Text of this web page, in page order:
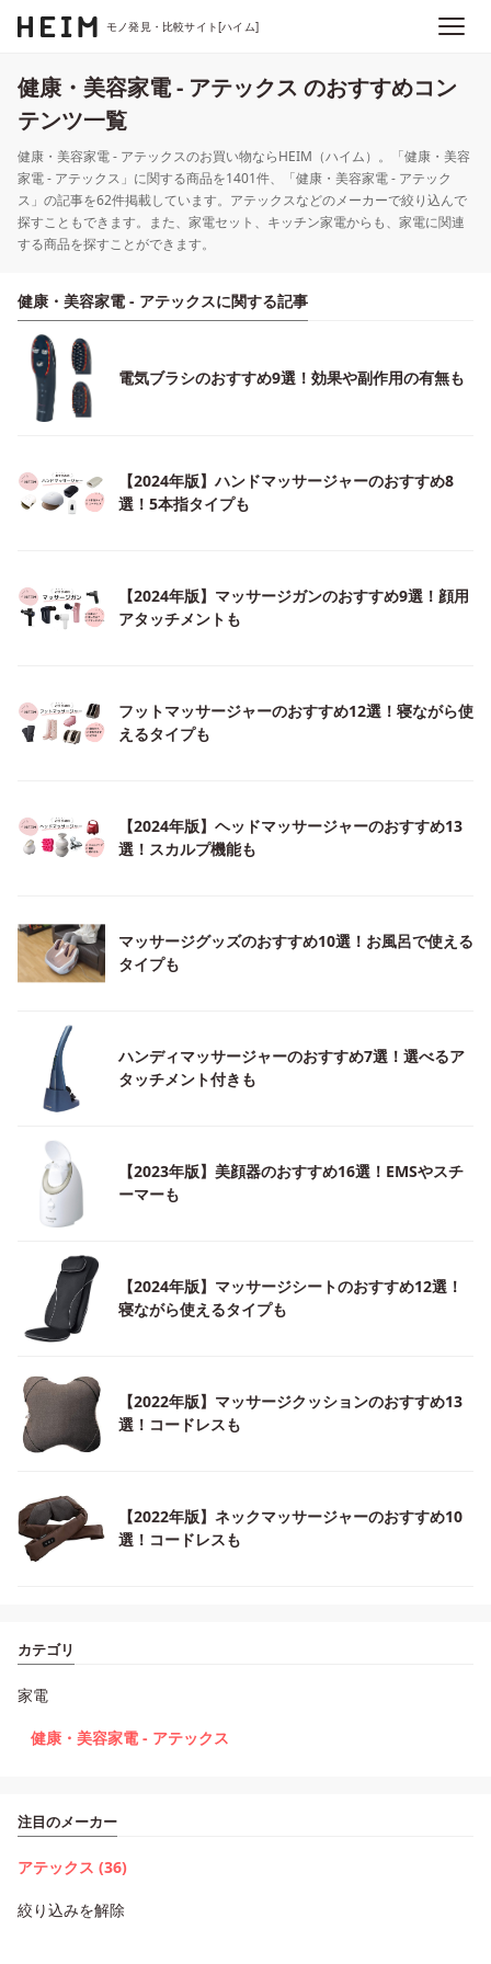
モノ発見・比較サイト[ハイム]
健康・美容家電 - アテックス のおすすめコン
テンツ一覧
健康・美容家電 - アテックスのお買い物ならHEIM（ハイム）。「健康・美容
家電 - アテックス」に関する商品を1401件、「健康・美容家電 - アテック
ス」の記事を62件掲載しています。アテックスなどのメーカーで絞り込んで
探すこともできます。また、家電セット、キッチン家電からも、家電に関連
する商品を探すことができます。
健康・美容家電 - アテックスに関する記事
電気ブラシのおすすめ9選！効果や副作用の有無も
【2024年版】ハンドマッサージャーのおすすめ8
選！5本指タイプも
【2024年版】マッサージガンのおすすめ9選！顔用
アタッチメントも
フットマッサージャーのおすすめ12選！寝ながら使
えるタイプも
【2024年版】ヘッドマッサージャーのおすすめ13
選！スカルプ機能も
マッサージグッズのおすすめ10選！お風呂で使える
タイプも
ハンディマッサージャーのおすすめ7選！選べるア
タッチメント付きも
【2023年版】美顔器のおすすめ16選！EMSやスチ
ーマーも
【2024年版】マッサージシートのおすすめ12選！
寝ながら使えるタイプも
【2022年版】マッサージクッションのおすすめ13
選！コードレスも
【2022年版】ネックマッサージャーのおすすめ10
選！コードレスも
カテゴリ
家電
健康・美容家電 - アテックス
注目のメーカー
アテックス (36)
絞り込みを解除